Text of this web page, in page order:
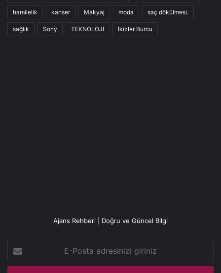
hamilelik kanser Makyaj moda saç dökülmesi.
sağlık Sony TEKNOLOJİ İkizler Burcu
Ajans Rehberi | Doğru ve Güncel Bilgi
Posta
adresinizi